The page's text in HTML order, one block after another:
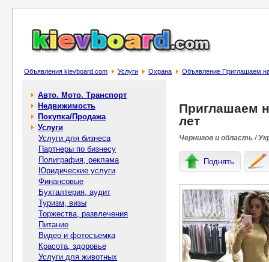
Объявления kievboard.com Услуги Охрана Объявление Приглашаем
Авто. Мото. Транспорт
Недвижимость
Покупка/Продажа
Услуги
Услуги для бизнеса
Партнеры по бизнесу
Полиграфия, реклама
Юридические услуги
Финансовые
Бухгалтерия, аудит
Туризм, визы
Торжества, развлечения
Питание
Видео и фотосъемка
Красота, здоровье
Услуги для животных
Приглашаем
лет
Чернигов и область /
Поднять